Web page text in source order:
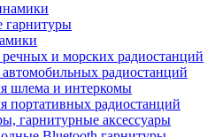
и морских радиостанций
радиостанций
шлема и интеркомы
портативных радиостанций
гарнитурные аксессуары